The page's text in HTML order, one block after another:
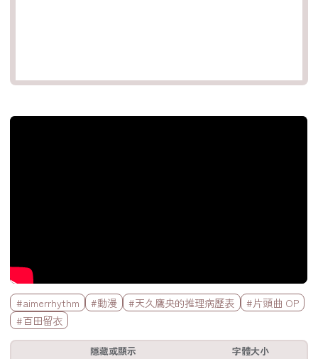
官方Youtube影片
標籤欄
#aimerrhythm #動漫 #天久鷹央的推理病歷表
#片頭曲 OP
#百田留衣
隱藏或顯示 字體大小